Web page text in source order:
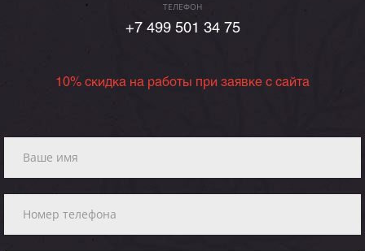
ТЕЛЕФОН
+7 499 501 34 75
10% скидка на работы при заявке с сайта